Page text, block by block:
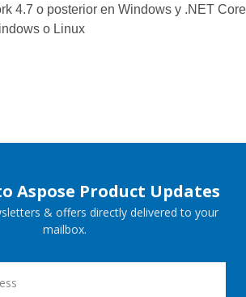
4.7 o posterior en Windows y .NET Core
o Linux
Aspose Product Updates
& offers directly delivered to your
mailbox.